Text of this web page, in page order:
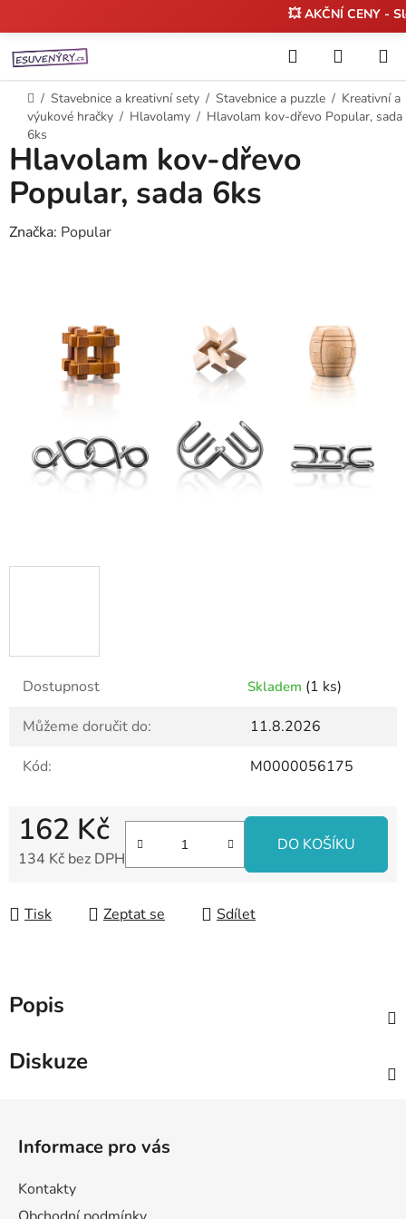
na
obsah
💥 AKČNÍ CENY -
Hledat
KOŠÍK
Domů
/ Stavebnice a kreativní sety / Stavebnice a puzzle / Kreativní a
výukové hračky / Hlavolamy / Hlavolam kov-dřevo Popular, sada
6ks
Dostupnost Skladem (1 ks)
Můžeme doručit do:
11.8.2026
Kód:
M0000056175
162 Kč
134 Kč bez DPH
DO KOŠÍKU
Tisk Zeptat se Sdílet
Hlavolam kov-dřevo
Popular, sada 6ks
Značka: Popular
Popis
Diskuze
Informace pro vás
Kontakty